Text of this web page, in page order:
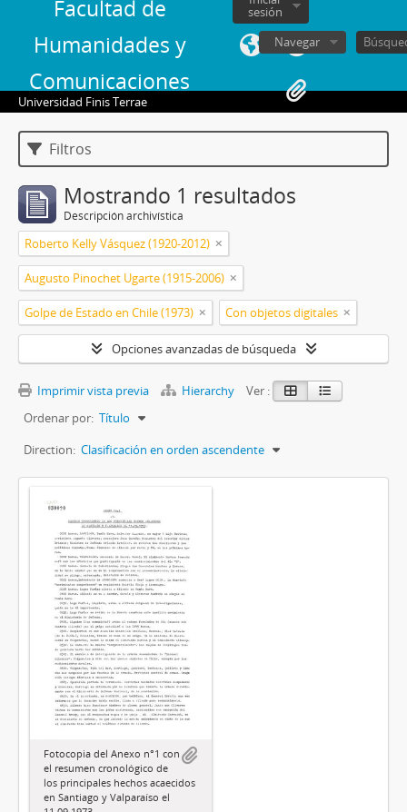
Facultad de
Humanidades y
Comunicaciones
sesión
Navegar
Universidad Finis Terrae
Filtros
Mostrando 1 resultados
Descripción archivística
Roberto Kelly Vásquez (1920-2012)
Augusto Pinochet Ugarte (1915-2006)
Golpe de Estado en Chile (1973) Con objetos digitales
Opciones avanzadas de búsqueda
Imprimir vista previa Hierarchy
Ver :
Ordenar por: Título
Direction: Clasificación en orden ascendente
Fotocopia del Anexo n°1 con
el resumen cronológico de
los principales hechos acaecidos
en Santiago y Valparaíso el